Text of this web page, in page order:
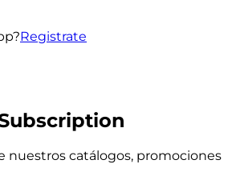
Registrate
nuestros catálogos, promociones